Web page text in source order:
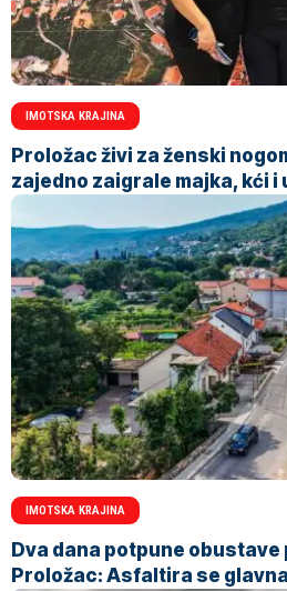
IMOTSKA KRAJINA
Proložac živi za ženski
zajedno zaigrale majka, kći i
IMOTSKA KRAJINA
Dva dana potpune obustave
Proložac: Asfaltira se